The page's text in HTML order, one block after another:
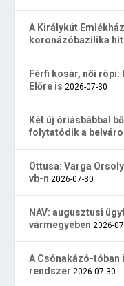
A Királykút
koronázóbazilika
Férfi kosár, női röpi:
Előre is 2026-07-30
Két új óriásbábbal
folytatódik a
Öttusa: Varga
vb-n 2026-07-30
NAV: augusztusi
vármegyében 2026-
A Csónakázó-
rendszer 2026-07-30